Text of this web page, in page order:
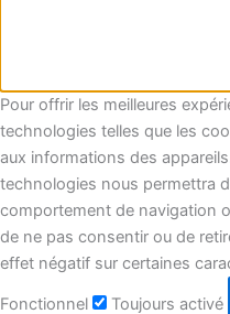
Pour offrir les meilleures
technologies telles que les
aux informations des
technologies nous permettra
comportement de navigation
de ne pas consentir ou de
effet négatif sur certaines
Fonctionnel Toujours activé